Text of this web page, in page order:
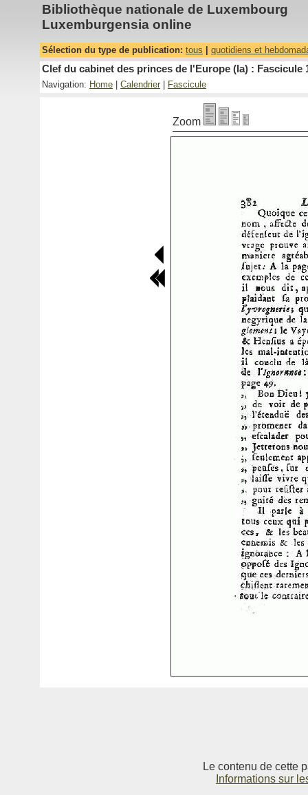
Bibliothèque nationale de Luxembourg
Luxemburgensia online
Sélection du type de publication: tous quotidiens et
Clef du cabinet des princes de l'Europe (la) : Fascicule
Navigation: Home Calendrier Fascicule
Zoom
Le contenu de cette
Informations sur